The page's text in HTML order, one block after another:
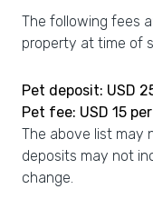
The following fees
property at time of
Pet deposit: USD
Pet fee: USD 15
The above list may
deposits may not
change.